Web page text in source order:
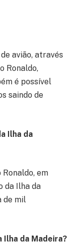
avião, através
Ronaldo,
é possível
saindo de
Ilha da
em
da Ilha da
de mil
Ilha da Madeira?